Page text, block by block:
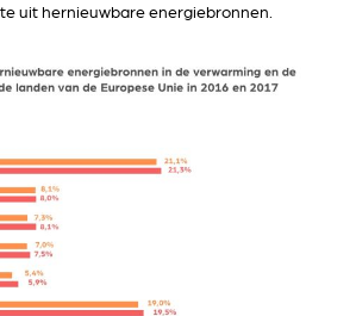
uit hernieuwbare energiebronnen.